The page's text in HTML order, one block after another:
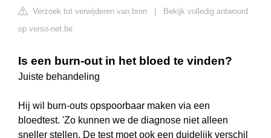
Verzoek tot verwijderen van bron
Bekijk volledig antwoord
op verso-net.be
Is een burn-out in het bloed te vinden?
Juiste behandeling
Hij wil burn-outs opspoorbaar maken via een
bloedtest. 'Zo kunnen we de diagnose niet alleen
sneller stellen. De test moet ook een duidelijk verschil